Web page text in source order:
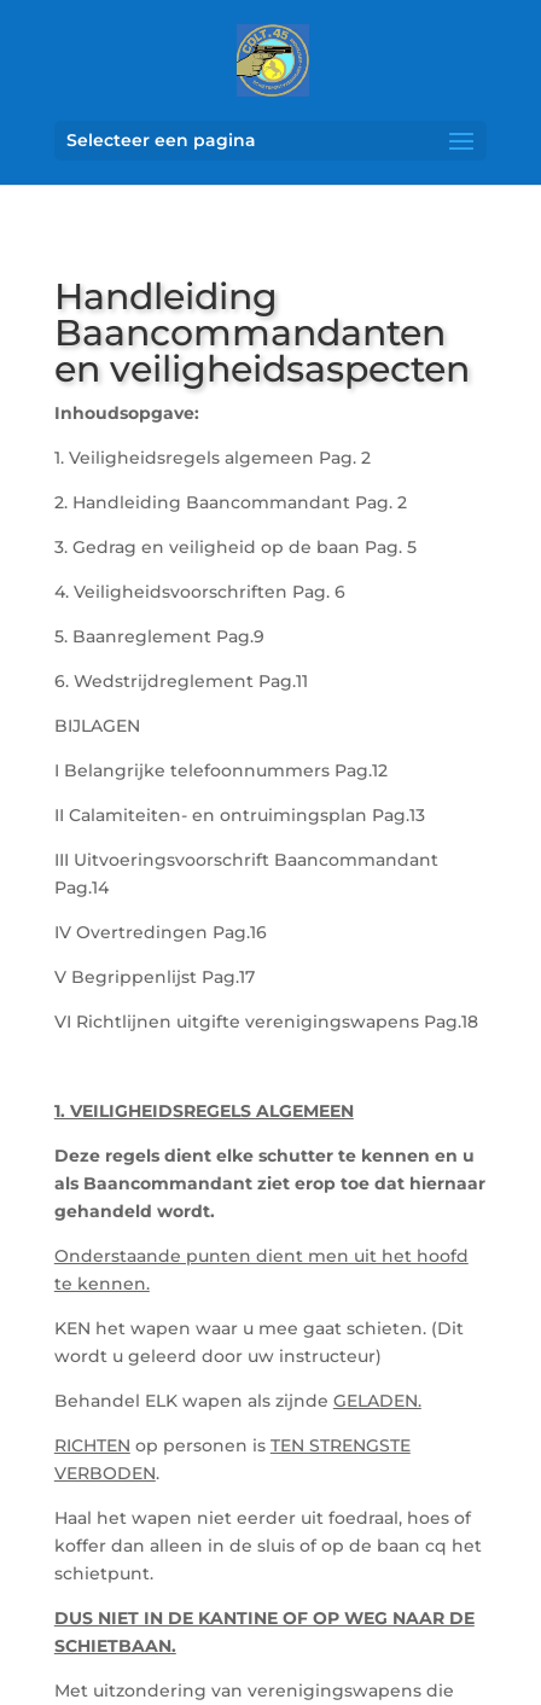
Selecteer een pagina
Handleiding
Baancommandanten
en veiligheidsaspecten
Inhoudsopgave:
1. Veiligheidsregels algemeen Pag. 2
2. Handleiding Baancommandant Pag. 2
3. Gedrag en veiligheid op de baan Pag. 5
4. Veiligheidsvoorschriften Pag. 6
5. Baanreglement Pag.9
6. Wedstrijdreglement Pag.11
BIJLAGEN
I Belangrijke telefoonnummers Pag.12
II Calamiteiten- en ontruimingsplan Pag.13
III Uitvoeringsvoorschrift Baancommandant
Pag.14
IV Overtredingen Pag.16
V Begrippenlijst Pag.17
VI Richtlijnen uitgifte verenigingswapens Pag.18
1. VEILIGHEIDSREGELS ALGEMEEN
Deze regels dient elke schutter te kennen en u
als Baancommandant ziet erop toe dat hiernaar
gehandeld wordt.
Onderstaande punten dient men uit het hoofd
te kennen.
KEN het wapen waar u mee gaat schieten. (Dit
wordt u geleerd door uw instructeur)
Behandel ELK wapen als zijnde GELADEN.
RICHTEN op personen is TEN STRENGSTE
VERBODEN.
Haal het wapen niet eerder uit foedraal, hoes of
koffer dan alleen in de sluis of op de baan cq het
schietpunt.
DUS NIET IN DE KANTINE OF OP WEG NAAR DE
SCHIETBAAN.
Met uitzondering van verenigingswapens die